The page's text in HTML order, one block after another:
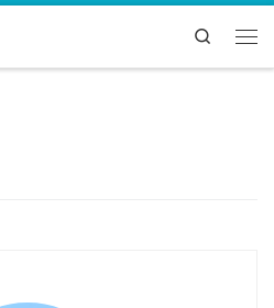
Search